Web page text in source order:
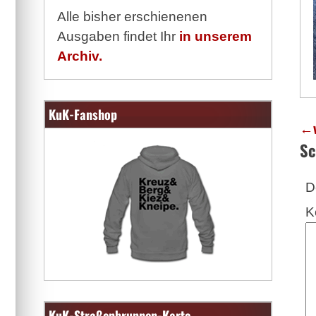
←
Alle bisher erschienenen
Ausgaben findet Ihr in unserem
Archiv.
KuK-Fanshop